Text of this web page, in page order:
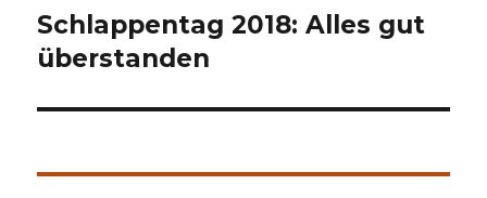
Schlappentag 2018: Alles gut
überstanden